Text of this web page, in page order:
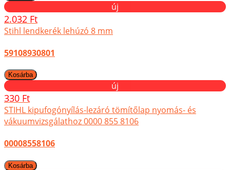
új
2.032 Ft
Stihl lendkerék lehúzó 8 mm
59108930801
új
330 Ft
STIHL kipufogónyílás-lezáró tömítőlap nyomás- és
vákuumvizsgálathoz 0000 855 8106
00008558106